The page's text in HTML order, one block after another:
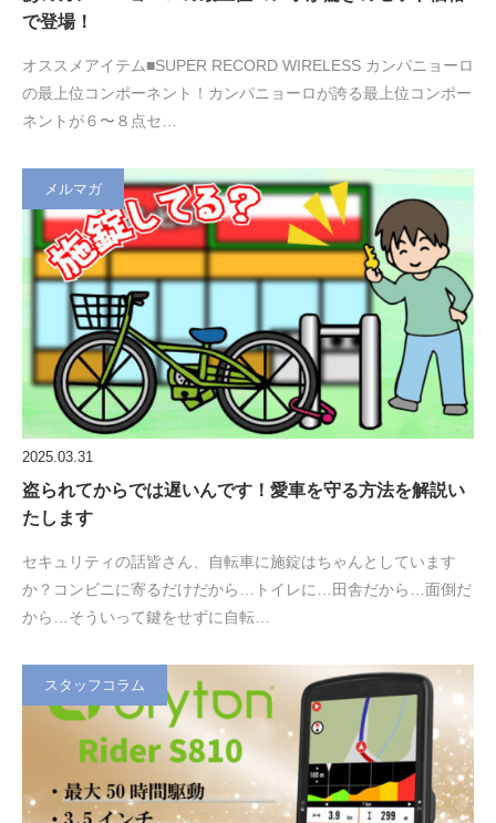
で登場！
オススメアイテム■SUPER RECORD WIRELESS カンパニョーロ
の最上位コンポーネント！カンパニョーロが誇る最上位コンポー
ネントが６〜８点セ…
メルマガ
2025.03.31
盗られてからでは遅いんです！愛車を守る方法を解説い
たします
セキュリティの話皆さん、自転車に施錠はちゃんとしています
か？コンビニに寄るだけだから…トイレに…田舎だから…面倒だ
から…そういって鍵をせずに自転…
スタッフコラム